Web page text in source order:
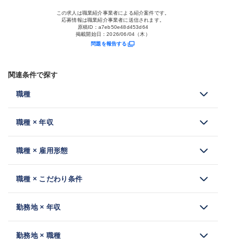
この求人は職業紹介事業者による紹介案件です。
応募情報は職業紹介事業者に送信されます。
原稿ID： a7eb50e48d453d64
掲載開始日：2026/06/04（木）
問題を報告する
関連条件で探す
職種
職種 × 年収
職種 × 雇用形態
職種 × こだわり条件
勤務地 × 年収
勤務地 × 職種